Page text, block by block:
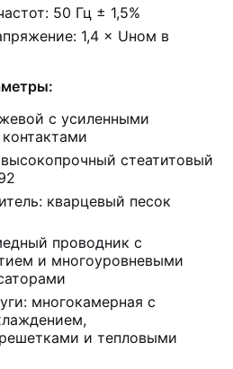
50 Гц ± 1,5%
1,4 × Uном в
с усиленными
стеатитовый
кварцевый песок
проводник с
и многоуровневыми
многокамерная с
и тепловыми